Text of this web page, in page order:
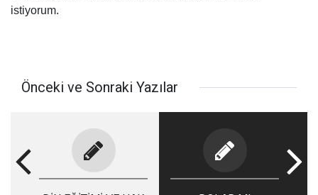
istiyorum.
Önceki ve Sonraki Yazılar